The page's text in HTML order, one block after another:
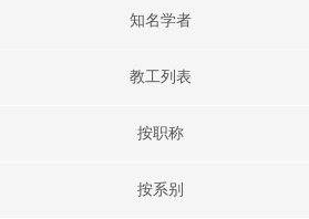
知名学者
教工列表
按职称
按系别